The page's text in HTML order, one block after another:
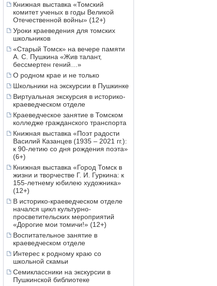
Книжная выставка «Томский
комитет ученых в годы Великой
Отечественной войны» (12+)
Уроки краеведения для томских
школьников
«Старый Томск» на вечере памяти
А. С. Пушкина «Жив талант,
бессмертен гений…»
О родном крае и не только
Школьники на экскурсии в Пушкинке
Виртуальная экскурсия в историко-
краеведческом отделе
Краеведческое занятие в Томском
колледже гражданского транспорта
Книжная выставка «Поэт радости
Василий Казанцев (1935 – 2021 гг.):
к 90-летию со дня рождения поэта»
(6+)
Книжная выставка «Город Томск в
жизни и творчестве Г. И. Гуркина: к
155-летнему юбилею художника»
(12+)
В историко-краеведческом отделе
начался цикл культурно-
просветительских мероприятий
«Дорогие мои томичи!» (12+)
Воспитательное занятие в
краеведческом отделе
Интерес к родному краю со
школьной скамьи
Семиклассники на экскурсии в
Пушкинской библиотеке